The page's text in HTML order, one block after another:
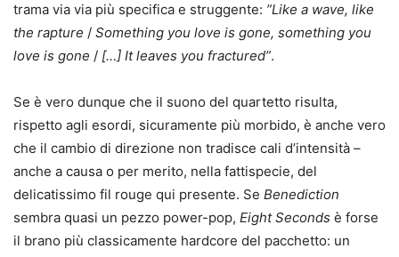
trama via via più specifica e struggente: ”Like a wave, like
the rapture / Something you love is gone, something you
love is gone / […] It leaves you fractured”.
Se è vero dunque che il suono del quartetto risulta,
rispetto agli esordi, sicuramente più morbido, è anche vero
che il cambio di direzione non tradisce cali d’intensità –
anche a causa o per merito, nella fattispecie, del
delicatissimo fil rouge qui presente. Se Benediction
sembra quasi un pezzo power-pop, Eight Seconds è forse
il brano più classicamente hardcore del pacchetto: un